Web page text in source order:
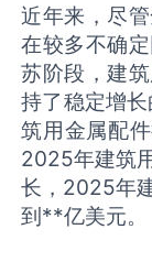
近年来，尽
在较多不确
苏阶段，建
持了稳定增
筑用金属配
2025年建筑
长，2025年
到**亿美元。